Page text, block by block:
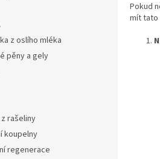
z oslího mléka
pěny a gely
rašeliny
koupelny
regenerace
Pokud
mít tato